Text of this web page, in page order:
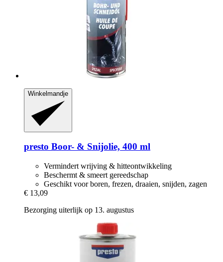
Winkelmandje
presto Boor-​ & Snijolie, 400 ml
Vermindert wrijving & hitteontwikkeling
Beschermt & smeert gereedschap
Geschikt voor boren, frezen, draaien, snijden, zagen
€ 13,09
Bezorging uiterlijk op 13. augustus